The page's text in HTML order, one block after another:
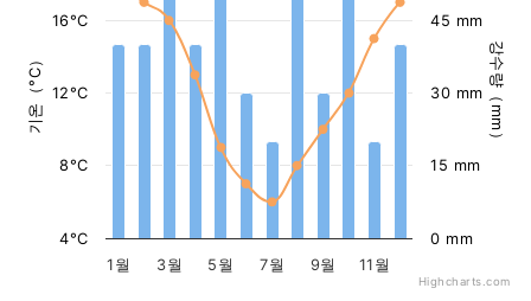
기온（°C） 강수량（mm）
1월 3월 5월 7월 9월 11월
4°C
8°C
12°C
16°C
0 mm
15 mm
30 mm
45 mm
Highcharts.com